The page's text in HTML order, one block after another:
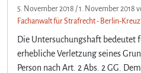
5. November 2018 /1. November 2018
Fachanwalt für Strafrecht - Berlin-
Die Untersuchungshaft bedeutet
erhebliche Verletzung seines
Person nach Art. 2 Abs. 2 GG.